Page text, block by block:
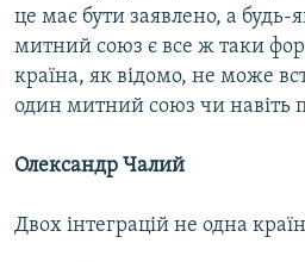
це має бути заявлено, а будь-
митний союз є все ж таки
країна, як відомо, не може
один митний союз чи навіть
Олександр Чалий
Двох інтеграцій не одна